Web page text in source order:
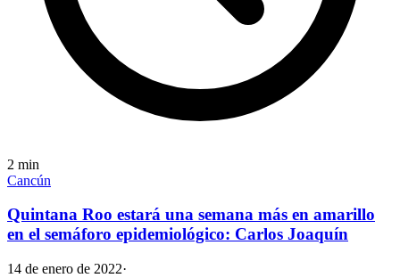
2 min
Cancún
Quintana Roo estará una semana más en amarillo
en el semáforo epidemiológico: Carlos Joaquín
14 de enero de 2022·